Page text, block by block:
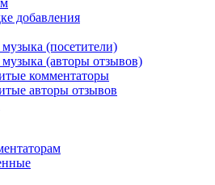
добавления
(посетители)
(авторы отзывов)
комментаторы
авторы отзывов